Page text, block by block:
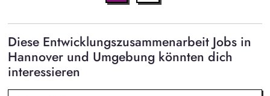
Diese Entwicklungszusammenarbeit Jobs in
Hannover und Umgebung könnten dich
interessieren